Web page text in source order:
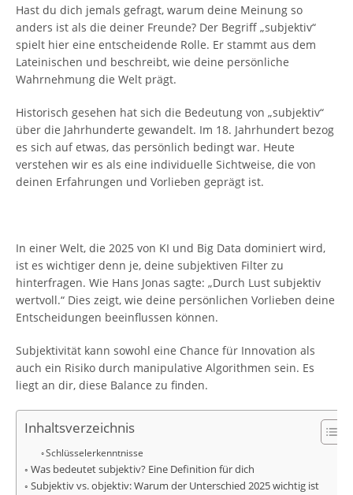
Hast du dich jemals gefragt, warum deine Meinung so
anders ist als die deiner Freunde? Der Begriff „subjektiv“
spielt hier eine entscheidende Rolle. Er stammt aus dem
Lateinischen und beschreibt, wie deine persönliche
Wahrnehmung die Welt prägt.
Historisch gesehen hat sich die Bedeutung von „subjektiv“
über die Jahrhunderte gewandelt. Im 18. Jahrhundert bezog
es sich auf etwas, das persönlich bedingt war. Heute
verstehen wir es als eine individuelle Sichtweise, die von
deinen Erfahrungen und Vorlieben geprägt ist.
In einer Welt, die 2025 von KI und Big Data dominiert wird,
ist es wichtiger denn je, deine subjektiven Filter zu
hinterfragen. Wie Hans Jonas sagte: „Durch Lust subjektiv
wertvoll.“ Dies zeigt, wie deine persönlichen Vorlieben deine
Entscheidungen beeinflussen können.
Subjektivität kann sowohl eine Chance für Innovation als
auch ein Risiko durch manipulative Algorithmen sein. Es
liegt an dir, diese Balance zu finden.
Inhaltsverzeichnis
Schlüsselerkenntnisse
Was bedeutet subjektiv? Eine Definition für dich
Subjektiv vs. objektiv: Warum der Unterschied 2025 wichtig ist